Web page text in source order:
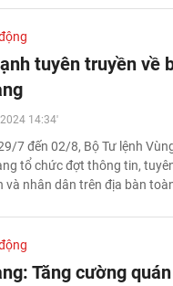
tuyên truyền về
14:34'
7 đến 02/8, Bộ Tư lệnh
tổ chức đợt thông tin,
và nhân dân trên địa bàn
Tăng cường